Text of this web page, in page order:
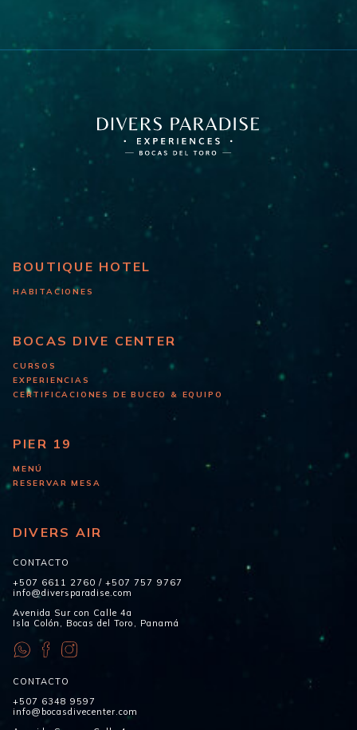
BOUTIQUE HOTEL
HABITACIONES
BOCAS DIVE CENTER
CURSOS
EXPERIENCIAS
CERTIFICACIONES DE BUCEO & EQUIPO
PIER 19
MENÚ
RESERVAR MESA
DIVERS AIR
CONTACTO
+507 6611 2760 /+507 757 9767
info@diversparadise.com
Avenida Sur con Calle 4a
Isla Colón, Bocas del Toro, Panamá
CONTACTO
+507 6348 9597
info@bocasdivecenter.com